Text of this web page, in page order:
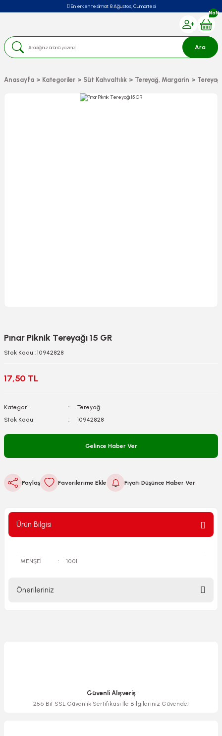
En erken teslimat: 8 Ağustos, Cumartesi
Ara
NaN
Anasayfa Kategoriler Süt Kahvaltılık Tereyağ, Margarin Tereyağ
Pınar Piknik Tereyağı 15 GR
Stok Kodu : 10942828
17,50 TL
Kategori
Tereyağ
Stok Kodu
10942828
Gelince Haber Ver
Paylaş Fiyatı Düşünce Haber Ver
Ürün Bilgisi
MENŞEİ : 1001
Önerileriniz
Ürün bilgilerinde hatalar bulunuyor.
Güvenli Alışveriş
256 Bit SSL Güvenlik Sertifikası İle Bilgileriniz Güvende!